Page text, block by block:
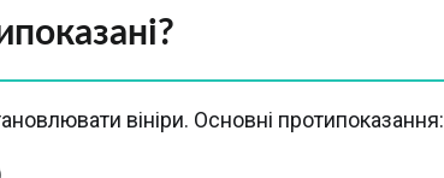
вініри. Основні протипоказання: